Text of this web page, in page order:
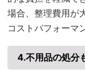
場合、整理費用が
コストパフォーマ
4.不用品の処分